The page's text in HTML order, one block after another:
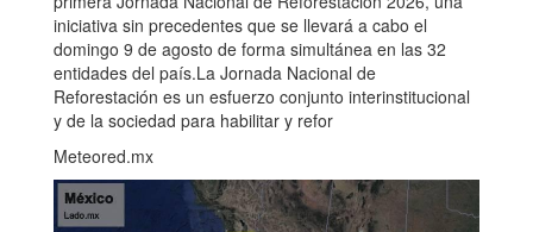
iniciativa sin precedentes que se llevará a cabo el
domingo 9 de agosto de forma simultánea en las 32
entidades del país.La Jornada Nacional de
Reforestación es un esfuerzo conjunto interinstitucional
y de la sociedad para habilitar y refor
Meteored.mx